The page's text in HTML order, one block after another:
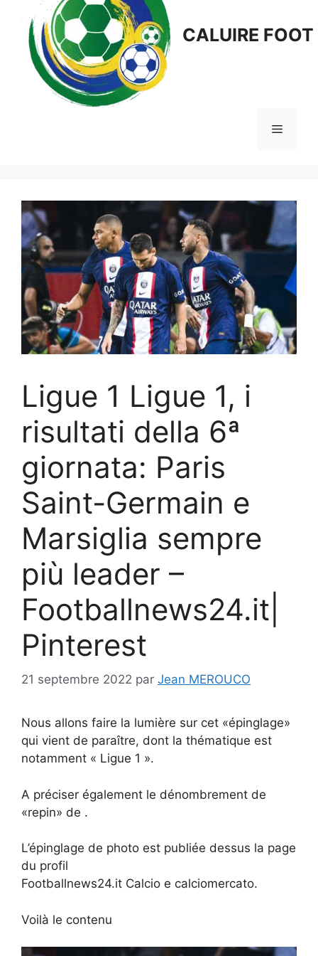
CALUIRE FOOT
Menu
Ligue 1 Ligue 1, i
risultati della 6ª
giornata: Paris
Saint-Germain e
Marsiglia sempre
più leader –
Footballnews24.it|
Pinterest
21 septembre 2022 par Jean MEROUCO
Nous allons faire la lumière sur cet «épinglage»
qui vient de paraître, dont la thématique est
notamment « Ligue 1 ».
A préciser également le dénombrement de
«repin» de .
L’épinglage de photo est publiée dessus la page
du profil
Footballnews24.it Calcio e calciomercato.
Voilà le contenu